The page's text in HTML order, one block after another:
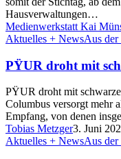
Hausverwaltungen…
Medienwerkstatt Kai
Aktuelles + NewsAus der
PŸUR droht mit
PŸUR droht mit
Columbus versorgt mehr
Empfang, von denen
Tobias Metzger3. Juni
Aktuelles + NewsAus der